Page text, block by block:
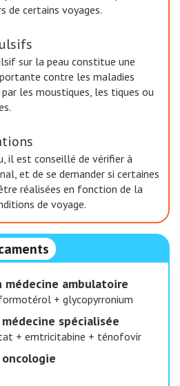
de certains voyages.
sur la peau constitue une
contre les maladies
les moustiques, les tiques ou
il est conseillé de vérifier à
et de se demander si certaines
réalisées en fonction de la
de voyage.
médecine ambulatoire
+ glycopyrronium
spécialisée
+ emtricitabine + ténofovir